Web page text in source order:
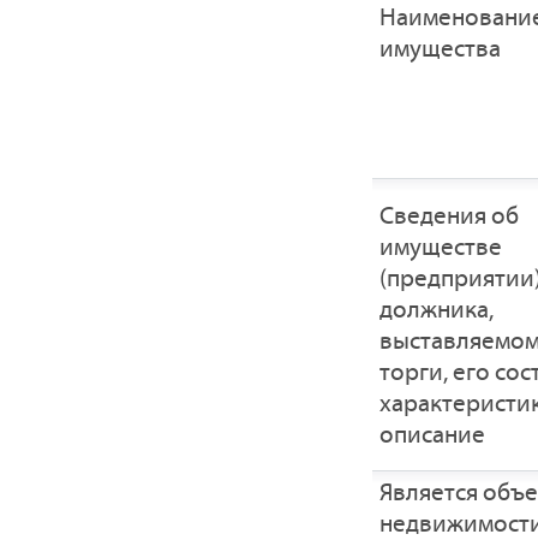
имущества
Cведения об
имуществе
должника,
торги, его
описание
Является